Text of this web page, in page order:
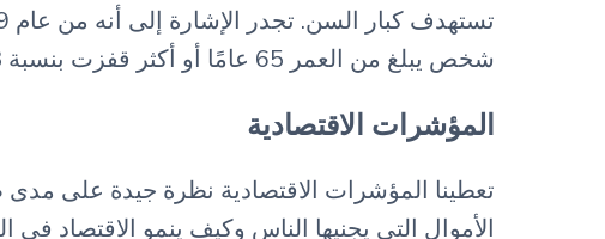
شخص يبلغ من العمر 65 عامًا أو أكثر قفزت بنسبة 43٪. يشير هذا إلى سوق متنامية لتأجير العقارات التي تلبي احتياجات كبار السن.
المؤشرات الاقتصادية
تعطينا المؤشرات الاقتصادية نظرة جيدة على